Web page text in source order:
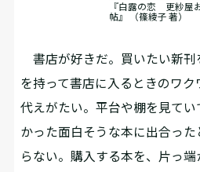
『白露の恋 更紗屋
帖』 （篠綾子 著）
書店が好きだ。買いたい新刊
を持って書店に入るときのワ
代えがたい。平台や棚を見て
かった面白そうな本に出合っ
らない。購入する本を、片っ